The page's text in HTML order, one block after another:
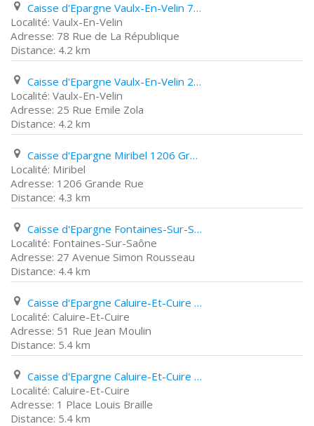
Caisse d'Epargne Vaulx-En-Velin 78 Rue de La République
Vaulx-En-Velin
78 Rue de La République
4.2 km
Caisse d'Epargne Vaulx-En-Velin 25 Rue Emile Zola
Vaulx-En-Velin
25 Rue Emile Zola
4.2 km
Caisse d'Epargne Miribel 1206 Grande Rue
Miribel
1206 Grande Rue
4.3 km
Caisse d'Epargne Fontaines-Sur-Saône 27 Avenue Simon Rousseau
Fontaines-Sur-Saône
27 Avenue Simon Rousseau
4.4 km
Caisse d'Epargne Caluire-Et-Cuire 51 Rue Jean Moulin
Caluire-Et-Cuire
51 Rue Jean Moulin
5.4 km
Caisse d'Epargne Caluire-Et-Cuire 1 Place Louis Braille
Caluire-Et-Cuire
1 Place Louis Braille
5.4 km